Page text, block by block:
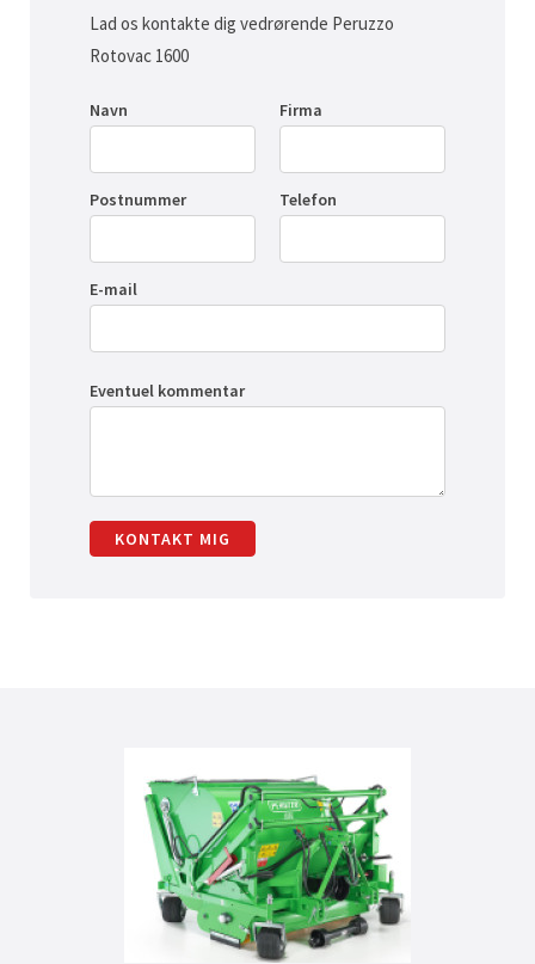
Lad os kontakte dig vedrørende Peruzzo
Rotovac 1600
Navn Firma
Postnummer Telefon
E-mail
Eventuel kommentar
KONTAKT MIG